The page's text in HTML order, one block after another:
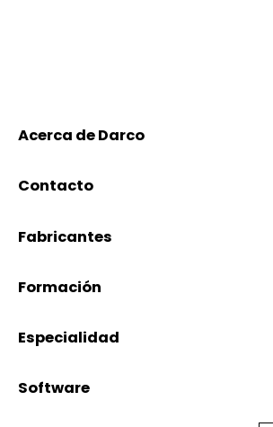
Acerca de Darco
Contacto
Fabricantes
Formación
Especialidad
Software